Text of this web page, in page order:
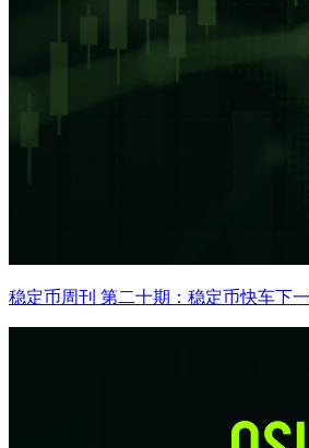
稳定币周刊 第二十期：稳定币快车